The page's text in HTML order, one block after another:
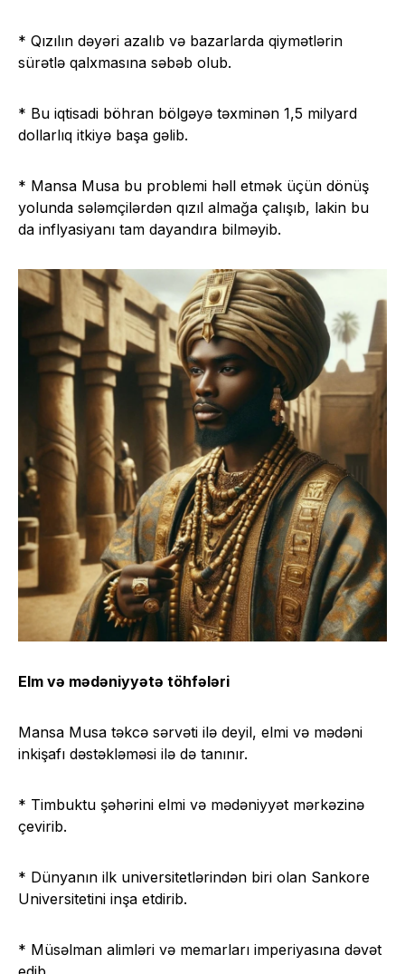
* Qızılın dəyəri azalıb və bazarlarda qiymətlərin
sürətlə qalxmasına səbəb olub.
* Bu iqtisadi böhran bölgəyə təxminən 1,5 milyard
dollarlıq itkiyə başa gəlib.
* Mansa Musa bu problemi həll etmək üçün dönüş
yolunda sələmçilərdən qızıl almağa çalışıb, lakin bu
da inflyasiyanı tam dayandıra bilməyib.
Elm və mədəniyyətə töhfələri
Mansa Musa təkcə sərvəti ilə deyil, elmi və mədəni
inkişafı dəstəkləməsi ilə də tanınır.
* Timbuktu şəhərini elmi və mədəniyyət mərkəzinə
çevirib.
* Dünyanın ilk universitetlərindən biri olan Sankore
Universitetini inşa etdirib.
* Müsəlman alimləri və memarları imperiyasına dəvət